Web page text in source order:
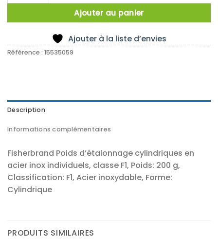
Ajouter au panier
Ajouter à la liste d’envies
Référence : 15535059
Description
Informations complémentaires
Fisherbrand Poids d’étalonnage cylindriques en
acier inox individuels, classe F1, Poids: 200 g,
Classification: F1, Acier inoxydable, Forme:
Cylindrique
PRODUITS SIMILAIRES